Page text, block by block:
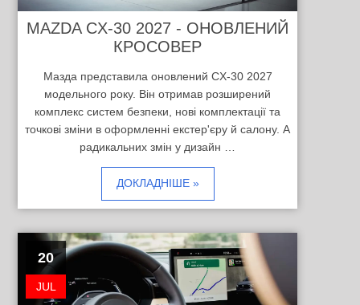
MAZDA CX-30 2027 - ОНОВЛЕНИЙ
КРОСОВЕР
Мазда представила оновлений CX-30 2027
модельного року. Він отримав розширений
комплекс систем безпеки, нові комплектації та
точкові зміни в оформленні екстер'єру й салону. А
радикальних змін у дизайн …
ДОКЛАДНІШЕ »
20
JUL